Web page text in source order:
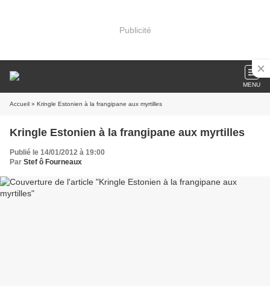
Publicité
MENU
Accueil » Kringle Estonien à la frangipane aux myrtilles
Kringle Estonien à la frangipane aux myrtilles
Publié le 14/01/2012 à 19:00
Par Stef ô Fourneaux